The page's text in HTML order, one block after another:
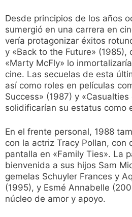
Desde principios de los años
sumergió en una carrera en
vería protagonizar éxitos
y «Back to the Future» (1985),
«Marty McFly» lo
cine. Las secuelas de esta
así como roles en películas
Success» (1987) y «Casualties
solidificarían su estatus como
En el frente personal, 1988
con la actriz Tracy Pollan, con
pantalla en «Family Ties». La
bienvenida a sus hijos Sam
gemelas Schuyler Frances y
(1995), y Esmé Annabelle
núcleo de amor y apoyo.